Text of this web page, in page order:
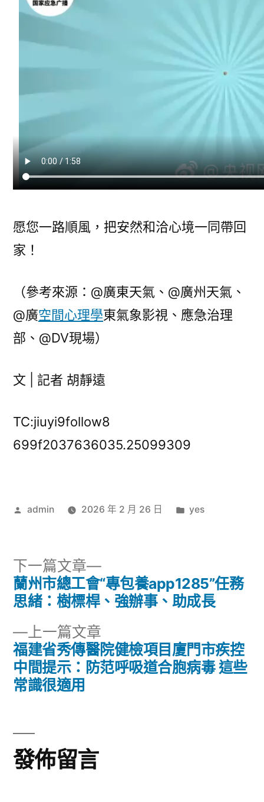
愿您一路順風，把安然和洽心境一同帶回
家！
（參考來源：@廣東天氣、@廣州天氣、
@廣空間心理學東氣象影視、應急治理
部、@DV現場）
文 | 記者 胡靜遠
TC:jiuyi9follow8
699f2037636035.25099309
作
admin 2026 年 2 月 26 日
分
yes
文
導
覽
上一篇文章
一
篇
福建省秀傳醫院健檢項目廈門市疾控
中間提示：防范呼吸道合胞病毒 這些
常識很適用
下一篇文章
下
一
篇
蘭州市總工會“專包養app1285”任務
思緒：樹標桿、強辦事、助成長
發佈留言